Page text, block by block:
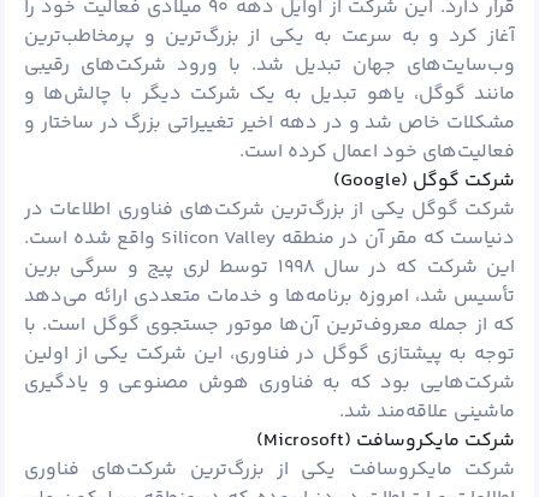
قرار دارد. این شرکت از اوایل دهه ۹۰ میلادی فعالیت خود را
آغاز کرد و به سرعت به یکی از بزرگ‌ترین و پرمخاطب‌ترین
وب‌سایت‌های جهان تبدیل شد. با ورود شرکت‌های رقیبی
مانند گوگل، یاهو تبدیل به یک شرکت دیگر با چالش‌ها و
مشکلات خاص شد و در دهه‌ اخیر تغییراتی بزرگ در ساختار و
فعالیت‌های خود اعمال کرده است.
شرکت گوگل (Google)
شرکت گوگل یکی از بزرگ‌ترین شرکت‌های فناوری اطلاعات در
دنیاست که مقر آن در منطقه Silicon Valley واقع شده است.
این شرکت که در سال ۱۹۹۸ توسط لری پیج و سرگی برین
تأسیس شد، امروزه برنامه‌ها و خدمات متعددی ارائه می‌دهد
که از جمله معروف‌ترین آن‌ها موتور جستجوی گوگل است. با
توجه به پیشتازی گوگل در فناوری، این شرکت یکی از اولین
شرکت‌هایی بود که به فناوری هوش مصنوعی و یادگیری
ماشینی علاقه‌مند شد.
شرکت مایکروسافت (Microsoft)
شرکت مایکروسافت یکی از بزرگ‌ترین شرکت‌های فناوری